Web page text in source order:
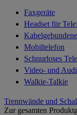
Faxgeräte
Headset für
Mobiltelefon
Schnurloses
Video- und
Walkie-Talkie
Trennwände und
Zur gesamten